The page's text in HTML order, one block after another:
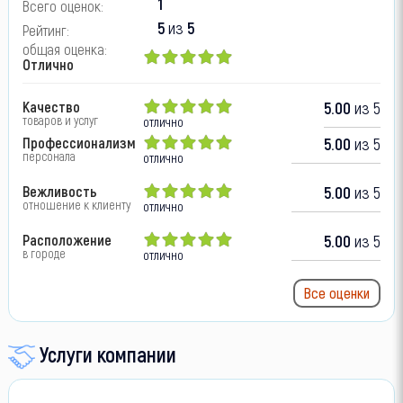
Всего оценок:
Рейтинг: 5из 5
общая оценка:
Отлично
Качество
товаров и услуг отлично
5.00 из 5
Профессионализм
персонала отлично
5.00 из 5
Вежливость
отношение к клиенту отлично
5.00 из 5
Расположение
в городе отлично
5.00 из 5
Все оценки
Услуги компании